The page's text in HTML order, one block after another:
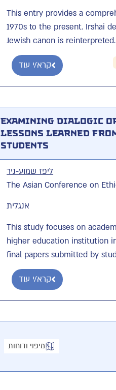
This entry provides a
1970s to the present. Irshai
Jewish canon is
קרא/י עוד
Examining Dialogic
Lessons Learned
Students
ליפז שמוע-ניר
The Asian Conference on
אנגלית
This study focuses on
higher education institution
final papers submitted by
קרא/י עוד
מיפוי ודוחות